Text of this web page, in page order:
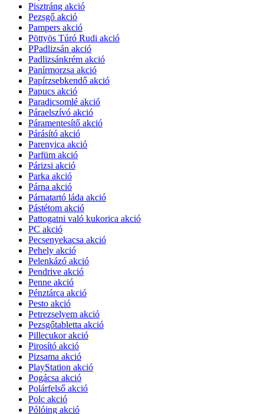
Pisztráng akció
Pezsgő akció
Pampers akció
Pöttyös Túró Rudi akció
PPadlizsán akció
Padlizsánkrém akció
Panírmorzsa akció
Papírzsebkendő akció
Papucs akció
Paradicsomlé akció
Páraelszívó akció
Páramentesítő akció
Párásító akció
Parenyica akció
Parfüm akció
Párizsi akció
Parka akció
Párna akció
Párnatartó láda akció
Pástétom akció
Pattogatni való kukorica akció
PC akció
Pecsenyekacsa akció
Pehely akció
Pelenkázó akció
Pendrive akció
Penne akció
Pénztárca akció
Pesto akció
Petrezselyem akció
Pezsgőtabletta akció
Pillecukor akció
Pirosító akció
Pizsama akció
PlayStation akció
Pogácsa akció
Polárfelső akció
Polc akció
Pólóing akció